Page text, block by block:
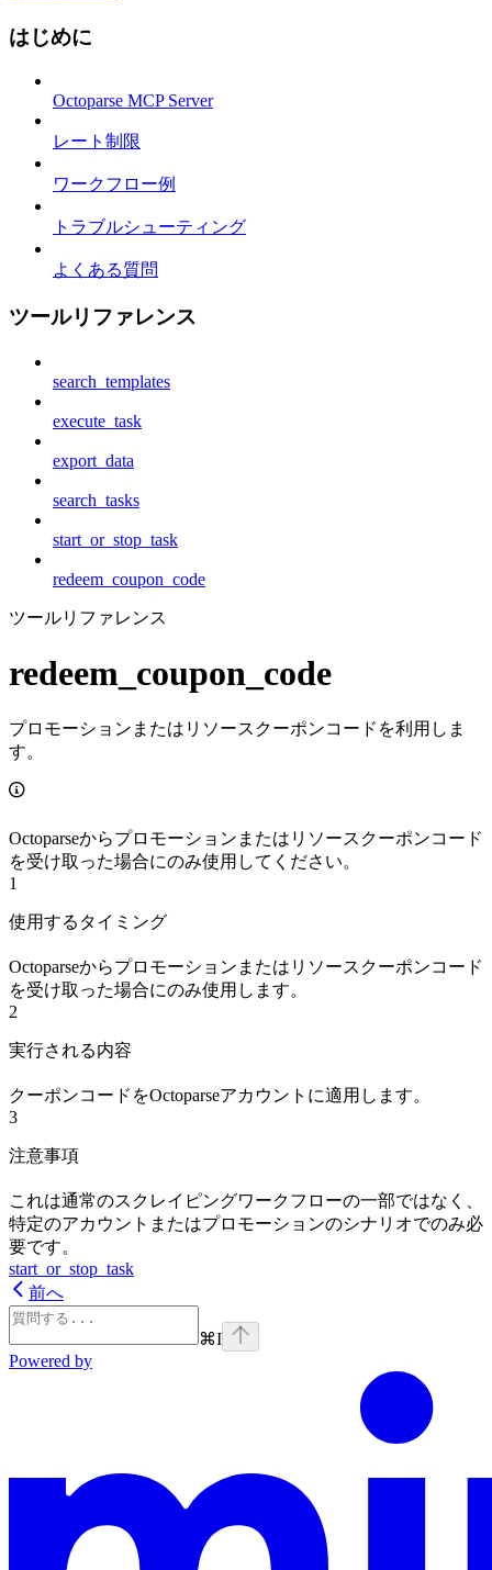
はじめに
Octoparse MCP Server
レート制限
ワークフロー例
トラブルシューティング
よくある質問
ツールリファレンス
search_templates
execute_task
export_data
search_tasks
start_or_stop_task
redeem_coupon_code
ツールリファレンス
redeem_coupon_code
プロモーションまたはリソースクーポンコードを利用しま
す。
Octoparseからプロモーションまたはリソースクーポンコード
を受け取った場合にのみ使用してください。
1
使用するタイミング
Octoparseからプロモーションまたはリソースクーポンコード
を受け取った場合にのみ使用します。
2
実行される内容
クーポンコードをOctoparseアカウントに適用します。
3
注意事項
これは通常のスクレイピングワークフローの一部ではなく、
特定のアカウントまたはプロモーションのシナリオでのみ必
要です。
start_or_stop_task
前へ
⌘I
Powered by